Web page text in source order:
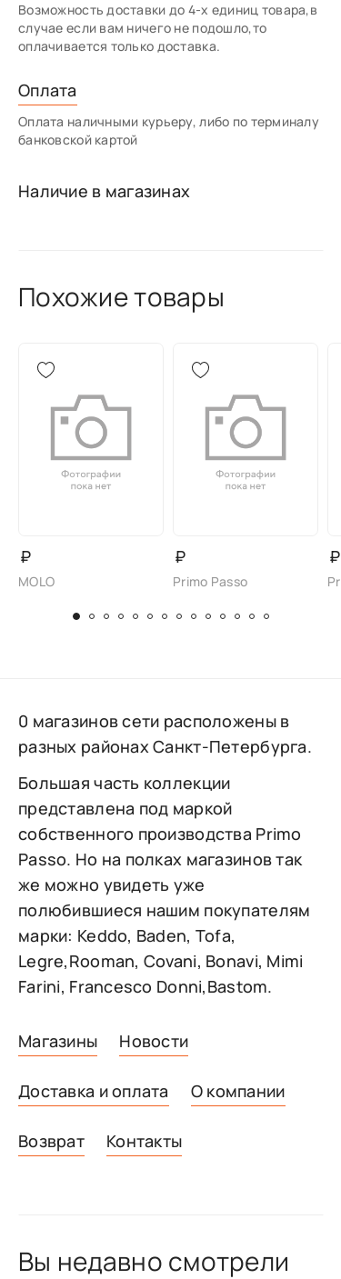
Возможность доставки до 4-х единиц товара,в
случае если вам ничего не подошло,то
оплачивается только доставка.
Оплата
Оплата наличными курьеру, либо по терминалу
банковской картой
Наличие в магазинах
Похожие товары
₽
MOLO
₽
Primo Passo
₽
Магазины Новости
Доставка и оплата О компании
Возврат Контакты
0 магазинов сети расположены в
разных районах Санкт-Петербурга.
Большая часть коллекции
представлена под маркой
собственного производства Primo
Passo. Но на полках магазинов так
же можно увидеть уже
полюбившиеся нашим покупателям
марки: Keddo, Baden, Tofa,
Legre,Rooman, Covani, Bonavi, Mimi
Farini, Francesco Donni,Bastom.
Вы недавно смотрели